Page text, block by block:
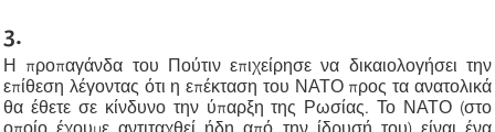
3.
Η προπαγάνδα του Πούτιν επιχείρησε να δικαιολογήσει την
επίθεση λέγοντας ότι η επέκταση του ΝΑΤΟ προς τα ανατολικά
θα έθετε σε κίνδυνο την ύπαρξη της Ρωσίας. Το ΝΑΤΟ (στο